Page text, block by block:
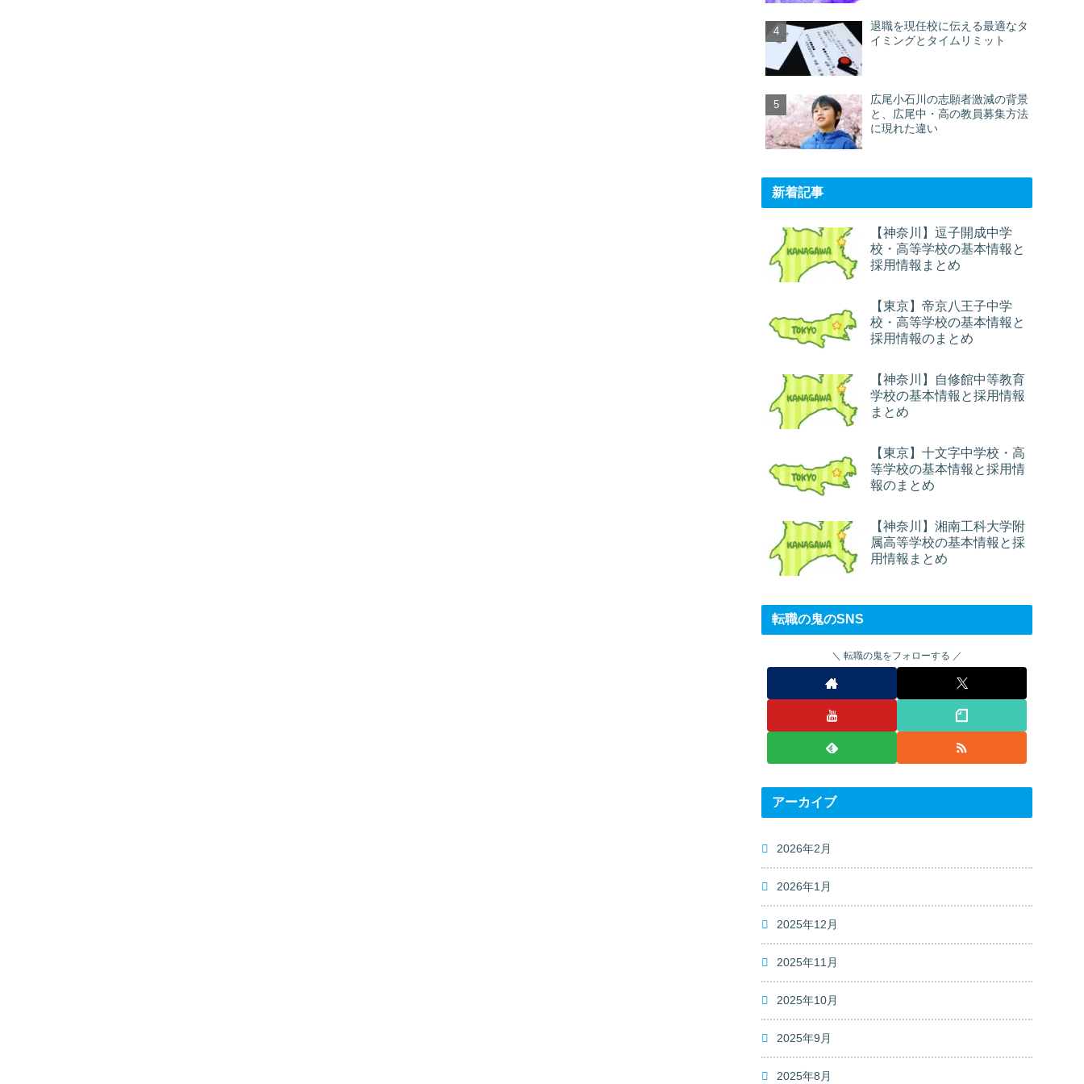
退職を現任校に伝える最適なタ
イミングとタイムリミット
広尾小石川の志願者激減の背景
と、広尾中・高の教員募集方法
に現れた違い
新着記事
【神奈川】逗子開成中学
校・高等学校の基本情報と
採用情報まとめ
【東京】帝京八王子中学
校・高等学校の基本情報と
採用情報のまとめ
【神奈川】自修館中等教育
学校の基本情報と採用情報
まとめ
【東京】十文字中学校・高
等学校の基本情報と採用情
報のまとめ
【神奈川】湘南工科大学附
属高等学校の基本情報と採
用情報まとめ
転職の鬼のSNS
転職の鬼をフォローする
アーカイブ
2026年2月
2026年1月
2025年12月
2025年11月
2025年10月
2025年9月
2025年8月